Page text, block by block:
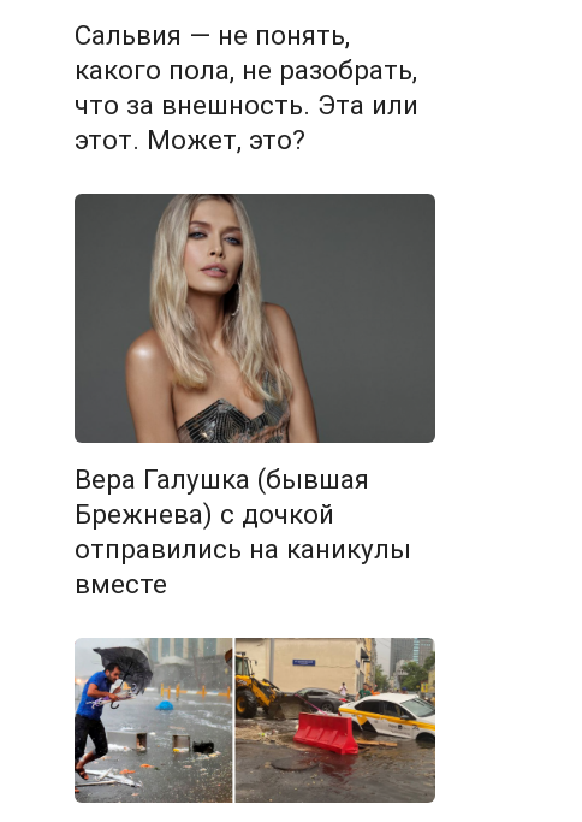
Сальвия — не понять,
какого пола, не разобрать,
что за внешность. Эта или
этот. Может, это?
Вера Галушка (бывшая
Брежнева) с дочкой
отправились на каникулы
вместе